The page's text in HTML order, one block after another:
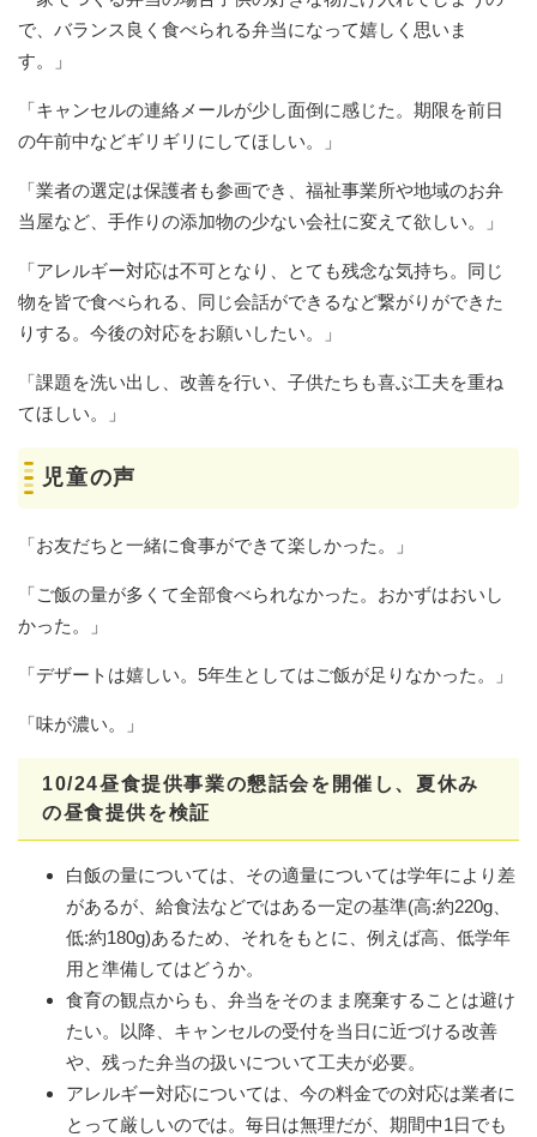
で、バランス良く食べられる弁当になって嬉しく思いま
す。」
「キャンセルの連絡メールが少し面倒に感じた。期限を前日
の午前中などギリギリにしてほしい。」
「業者の選定は保護者も参画でき、福祉事業所や地域のお弁
当屋など、手作りの添加物の少ない会社に変えて欲しい。」
「アレルギー対応は不可となり、とても残念な気持ち。同じ
物を皆で食べられる、同じ会話ができるなど繋がりができた
りする。今後の対応をお願いしたい。」
「課題を洗い出し、改善を行い、子供たちも喜ぶ工夫を重ね
てほしい。」
児童の声
「お友だちと一緒に食事ができて楽しかった。」
「ご飯の量が多くて全部食べられなかった。おかずはおいし
かった。」
「デザートは嬉しい。5年生としてはご飯が足りなかった。」
「味が濃い。」
10/24昼食提供事業の懇話会を開催し、夏休み
の昼食提供を検証
白飯の量については、その適量については学年により差
があるが、給食法などではある一定の基準(高:約220g、
低:約180g)あるため、それをもとに、例えば高、低学年
用と準備してはどうか。
食育の観点からも、弁当をそのまま廃棄することは避け
たい。以降、キャンセルの受付を当日に近づける改善
や、残った弁当の扱いについて工夫が必要。
アレルギー対応については、今の料金での対応は業者に
とって厳しいのでは。毎日は無理だが、期間中1日でも